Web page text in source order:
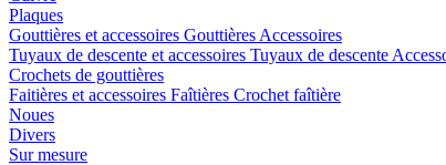
Plaques
Gouttières et accessoires Gouttières Accessoires
Tuyaux de descente et accessoires Tuyaux de descente
Crochets de gouttières
Faitières et accessoires Faîtières Crochet faîtière
Noues
Divers
Sur mesure